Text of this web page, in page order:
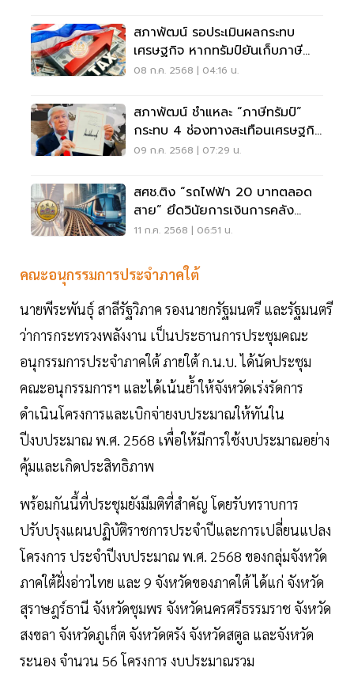
สภาพัฒน์ รอประเมินผลกระทบ
เศรษฐกิจ หากทรัมป์ยันเก็บภาษี
ไทย 36%
08 ก.ค. 2568 | 04:16 น.
สภาพัฒน์ ชำแหละ “ภาษีทรัมป์”
กระทบ 4 ช่องทางสะเทือนเศรษฐกิจ
ไทย
09 ก.ค. 2568 | 07:29 น.
สศช.ติง “รถไฟฟ้า 20 บาทตลอด
สาย” ยึดวินัยการเงินการคลัง
เคร่งครัด
11 ก.ค. 2568 | 06:51 น.
คณะอนุกรรมการประจำภาคใต้
นายพีระพันธุ์ สาลีรัฐวิภาค รองนายกรัฐมนตรี และรัฐมนตรี
ว่าการกระทรวงพลังงาน เป็นประธานการประชุมคณะ
อนุกรรมการประจำภาคใต้ ภายใต้ ก.น.บ. ได้นัดประชุม
คณะอนุกรรมการฯ และได้เน้นย้ำให้จังหวัดเร่งรัดการ
ดำเนินโครงการและเบิกจ่ายงบประมาณให้ทันใน
ปีงบประมาณ พ.ศ. 2568 เพื่อให้มีการใช้งบประมาณอย่าง
คุ้มและเกิดประสิทธิภาพ
พร้อมกันนี้ที่ประชุมยังมีมติที่สำคัญ โดยรับทราบการ
ปรับปรุงแผนปฏิบัติราชการประจำปีและการเปลี่ยนแปลง
โครงการ ประจำปีงบประมาณ พ.ศ. 2568 ของกลุ่มจังหวัด
ภาคใต้ฝั่งอ่าวไทย และ 9 จังหวัดของภาคใต้ ได้แก่ จังหวัด
สุราษฎร์ธานี จังหวัดชุมพร จังหวัดนครศรีธรรมราช จังหวัด
สงขลา จังหวัดภูเก็ต จังหวัดตรัง จังหวัดสตูล และจังหวัด
ระนอง จำนวน 56 โครงการ งบประมาณรวม